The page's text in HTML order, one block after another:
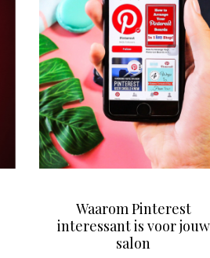
Waarom Pinterest
interessant is voor jouw
salon